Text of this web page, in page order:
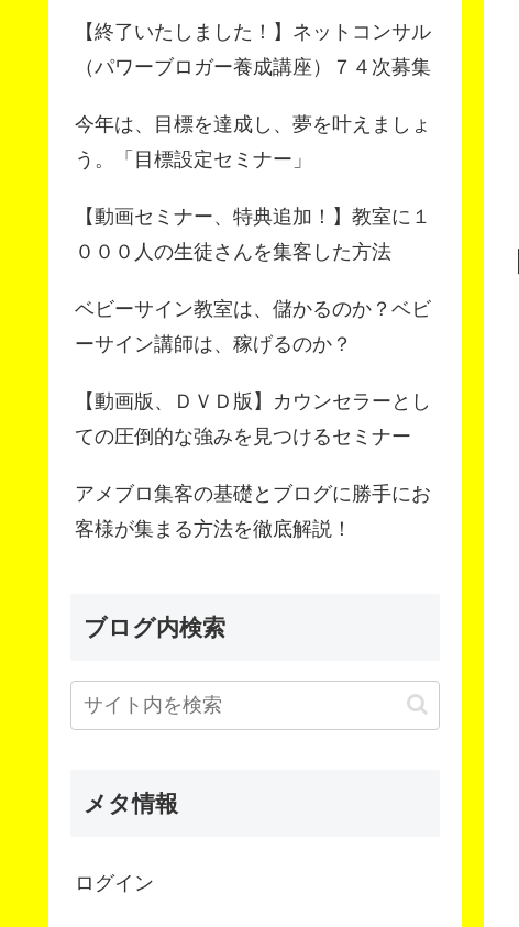
【終了いたしました！】ネットコンサル
（パワーブロガー養成講座）７４次募集
今年は、目標を達成し、夢を叶えましょ
う。「目標設定セミナー」
【動画セミナー、特典追加！】教室に１
０００人の生徒さんを集客した方法
ベビーサイン教室は、儲かるのか？ベビ
ーサイン講師は、稼げるのか？
【動画版、ＤＶＤ版】カウンセラーとし
ての圧倒的な強みを見つけるセミナー
アメブロ集客の基礎とブログに勝手にお
客様が集まる方法を徹底解説！
ブログ内検索
メタ情報
ログイン